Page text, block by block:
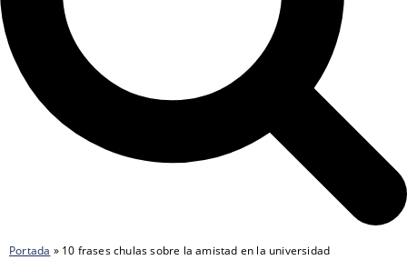
Portada » 10 frases chulas sobre la amistad en la universidad